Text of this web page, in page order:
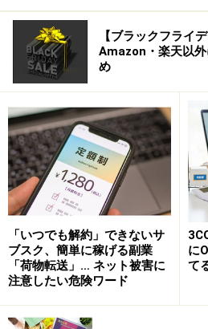
極端に良い評価・悪い評
サクラのようなレビューの場合
して好意的な感想が書かれます
レビューや、良いことしか書か
まり参考にしないようにしまし
評価のほうが、その商品の欠点
いることが多く、また、過去の
に知ることができます。
内容が個人的過ぎたり、競合シ
【ブラックフライ
Amazon・楽天以
め
「いつでも解約」できないサ
ブスク、簡単に稼げる副業
「荷物転送」… ネット被害に
注意したい危険ワード
に
て